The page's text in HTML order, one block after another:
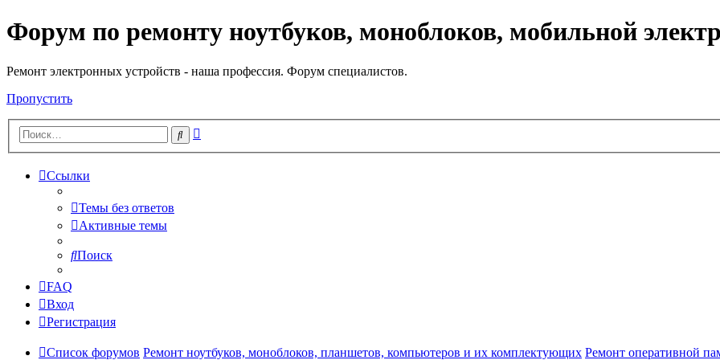
Регистрация
Форум по ремонту ноутбуков, моноблоков, мобильной
Ремонт электронных устройств - наша профессия. Форум специалистов.
Пропустить
Поиск
Ссылки
Темы без ответов
Активные темы
Поиск
FAQ
Вход
Регистрация
Список форумов Ремонт ноутбуков, моноблоков, планшетов, компьютеров и их комплектующих Ремонт оперативной